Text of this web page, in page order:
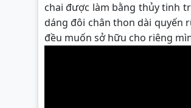
chai được làm bằng thủy tinh
dáng đôi chân thon dài quyến
đều muốn sở hữu cho riêng